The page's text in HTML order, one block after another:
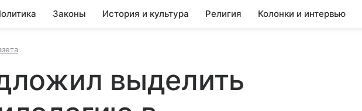
Законы История и культура Религия Колонки и интервью
выделить